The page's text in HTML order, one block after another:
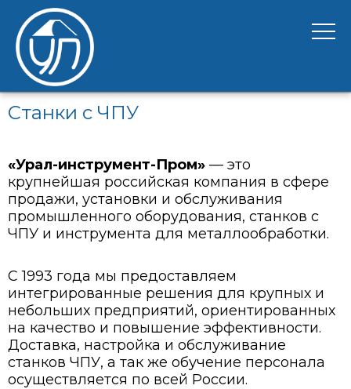
Станки c ЧПУ
«Урал-инструмент-Пром» — это
крупнейшая российская компания в сфере
продажи, установки и обслуживания
промышленного оборудования, станков с
ЧПУ и инструмента для металлообработки.
C 1993 года мы предоставляем
интегрированные решения для крупных и
небольших предприятий, ориентированных
на качество и повышение эффективности.
Доставка, настройка и обслуживание
станков ЧПУ, а так же обучение персонала
осуществляется по всей России.